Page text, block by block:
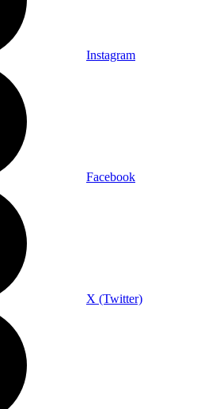
Instagram
Facebook
X (Twitter)